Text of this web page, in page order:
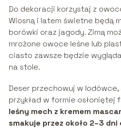
Do dekoracji korzystaj z
Wiosną i latem świetne będą
borówki oraz jagody. Zimą
mrożone owoce leśne lub
ciasto zawsze będzie
na stole.
Deser przechowuj w
przykład w formie osłoniętej
leśny mech z kremem
smakuje przez około 2–3